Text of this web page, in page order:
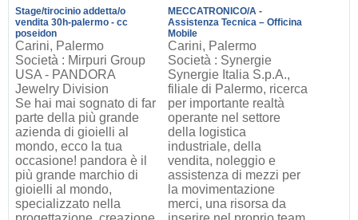
Stage/tirocinio addetta/o
vendita 30h-palermo - cc
poseidon
Carini, Palermo
Società : Mirpuri Group
USA - PANDORA
Jewelry Division
Se hai mai sognato di far
parte della più grande
azienda di gioielli al
mondo, ecco la tua
occasione! pandora è il
più grande marchio di
gioielli al mondo,
specializzato nella
MECCATRONICO/A -
Assistenza Tecnica – Officina
Mobile
Carini, Palermo
Società : Synergie
Synergie Italia S.p.A.,
filiale di Palermo, ricerca
per importante realtà
operante nel settore
della logistica
industriale, della
vendita, noleggio e
assistenza di mezzi per
la movimentazione
merci, una risorsa da